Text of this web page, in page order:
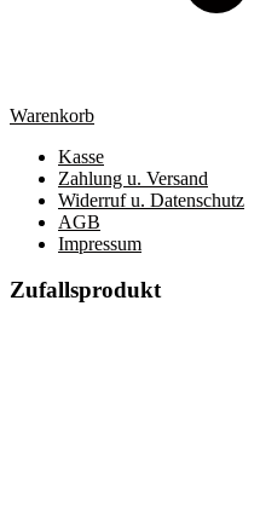
Warenkorb
Kasse
Zahlung u. Versand
Widerruf u. Datenschutz
AGB
Impressum
Zufallsprodukt